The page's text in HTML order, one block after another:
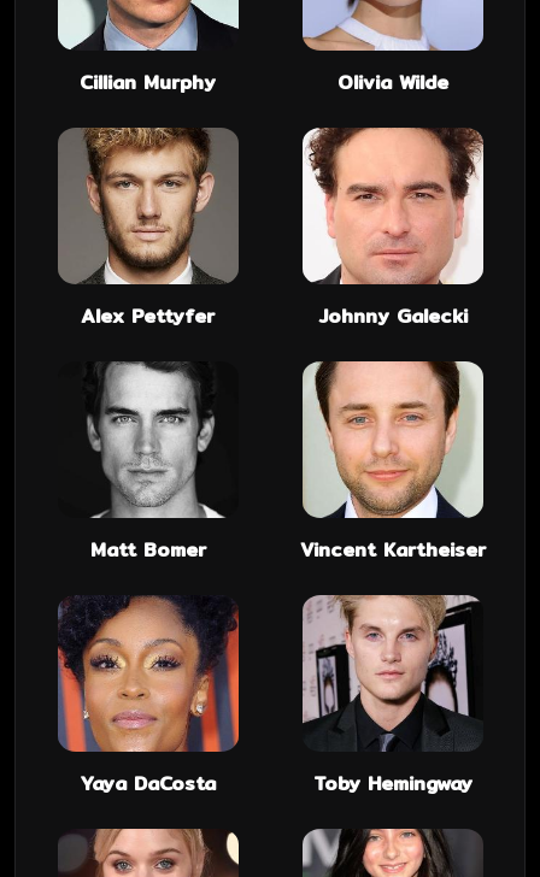
Cillian Murphy Olivia Wilde
Alex Pettyfer Johnny Galecki
Matt Bomer Vincent Kartheiser
Yaya DaCosta Toby Hemingway